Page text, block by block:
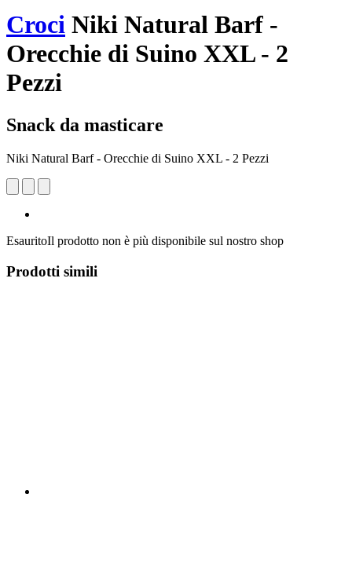
Croci Niki Natural Barf -
Orecchie di Suino XXL - 2
Pezzi
Snack da masticare
Niki Natural Barf - Orecchie di Suino XXL - 2 Pezzi
EsauritoIl prodotto non è più disponibile sul nostro shop
Prodotti simili